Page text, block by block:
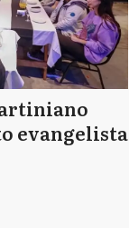
evangelista